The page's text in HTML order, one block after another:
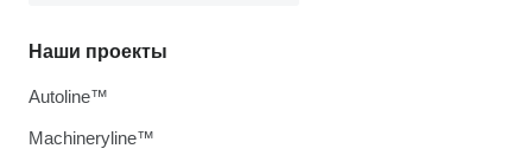
Наши проекты
Autoline™
Machineryline™